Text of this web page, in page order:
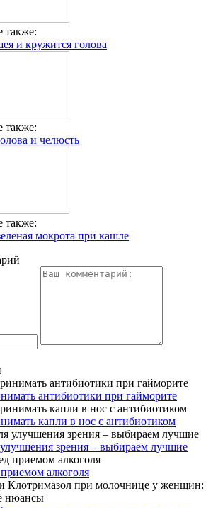
также:
и кружится голова
также:
и челюсть
также:
мокрота при кашле
антибиотики при гайморите
капли в нос с антибиотиком
зрения – выбираем лучшие
алкоголя